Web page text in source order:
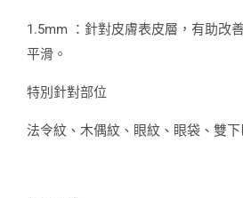
1.5mm ：針對皮膚表皮層，有助改
平滑。
特別針對部位
法令紋、木偶紋、眼紋、眼袋、雙